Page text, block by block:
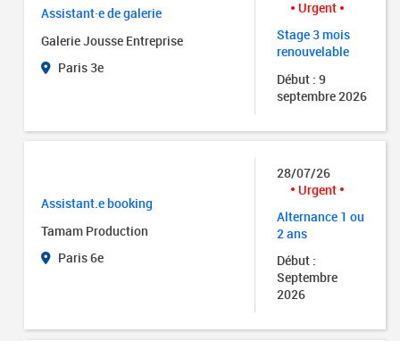
Assistant·e de galerie
Galerie Jousse Entreprise
Paris 3e
Urgent
Stage 3 mois
renouvelable
Début : 9
septembre 2026
Assistant.e booking
Tamam Production
Paris 6e
28/07/26
Urgent
Alternance 1 ou
2 ans
Début :
Septembre
2026